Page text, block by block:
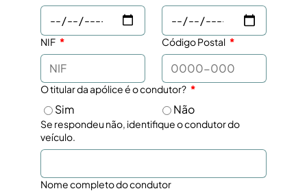
NIF Código Postal
O titular da apólice é o condutor?
Sim Não
Se respondeu não, identifique o condutor do
veículo.
Nome completo do condutor